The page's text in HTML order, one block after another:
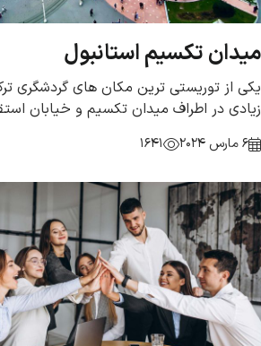
میدان تکسیم استانبول
یکی از توریستی ترین مکان های گردشگری
زیادی در اطراف میدان تکسیم و خیابان
6 مارس 2024 1641